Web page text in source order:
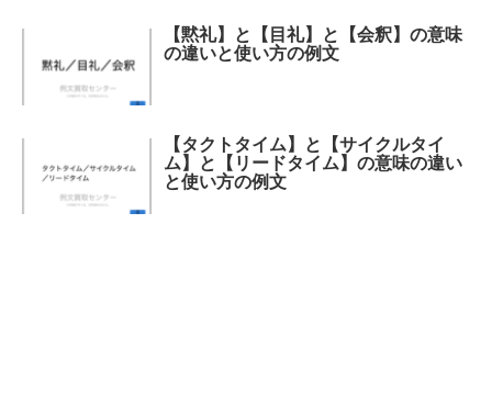
【黙礼】と【目礼】と【会釈】の意味
の違いと使い方の例文
【タクトタイム】と【サイクルタイ
ム】と【リードタイム】の意味の違い
と使い方の例文